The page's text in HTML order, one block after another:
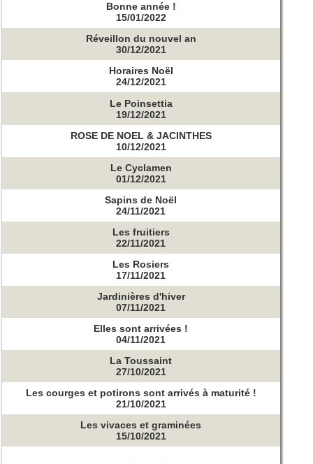
Bonne année !
15/01/2022
Réveillon du nouvel an
30/12/2021
Horaires Noël
24/12/2021
Le Poinsettia
19/12/2021
ROSE DE NOEL & JACINTHES
10/12/2021
Le Cyclamen
01/12/2021
Sapins de Noël
24/11/2021
Les fruitiers
22/11/2021
Les Rosiers
17/11/2021
Jardinières d'hiver
07/11/2021
Elles sont arrivées !
04/11/2021
La Toussaint
27/10/2021
Les courges et potirons sont arrivés à maturité !
21/10/2021
Les vivaces et graminées
15/10/2021